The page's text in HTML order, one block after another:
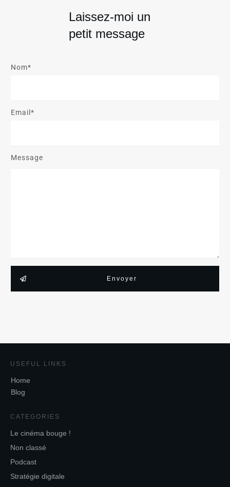
Laissez-moi un
petit message
Nom*
Email*
Message
Envoyer
USEFUL LINKS
Home
Blog
CATEGORIES
Le cinéma bouge !
Non classé
Podcast
Stratégie digitale